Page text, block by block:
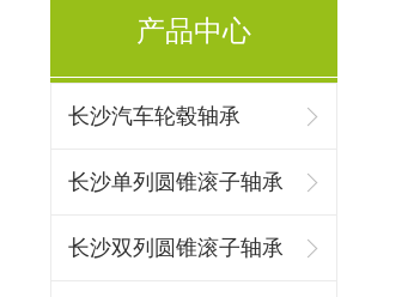
产品中心
长沙汽车轮毂轴承
长沙单列圆锥滚子轴承
长沙双列圆锥滚子轴承